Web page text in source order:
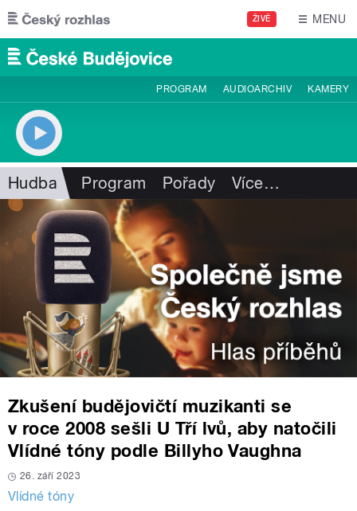
Přejít k hlavnímu obsahu
ŽIVĚ MENU
PROGRAM AUDIOARCHIV KAMERY
Hudba Program Pořady Více…
Zkušení budějovičtí muzikanti se
v roce 2008 sešli U Tří lvů, aby natočili
Vlídné tóny podle Billyho Vaughna
26. září 2023
Vlídné tóny